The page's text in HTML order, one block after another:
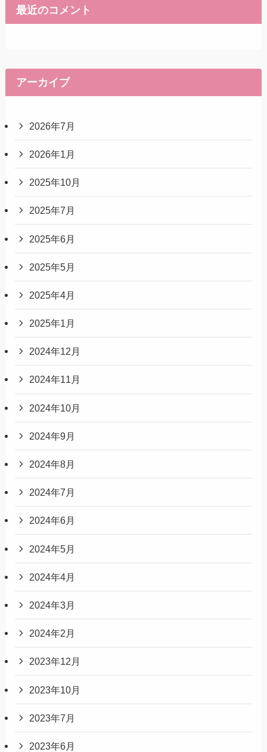
最近のコメント
アーカイブ
2026年7月
2026年1月
2025年10月
2025年7月
2025年6月
2025年5月
2025年4月
2025年1月
2024年12月
2024年11月
2024年10月
2024年9月
2024年8月
2024年7月
2024年6月
2024年5月
2024年4月
2024年3月
2024年2月
2023年12月
2023年10月
2023年7月
2023年6月